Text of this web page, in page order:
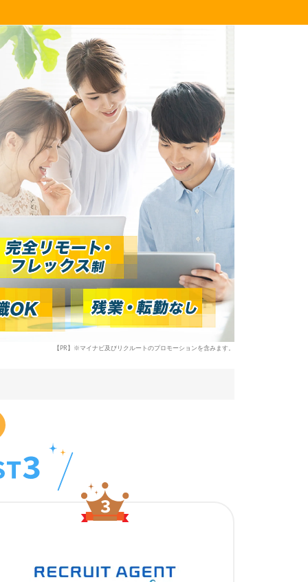
【PR】※マイナビ及びリクルートのプロモーションを含みます。